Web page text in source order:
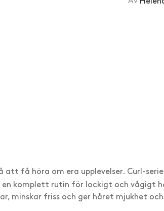
att få höra om era upplevelser. Curl-
en komplett rutin för lockigt och vågigt
minskar friss och ger håret mjukhet